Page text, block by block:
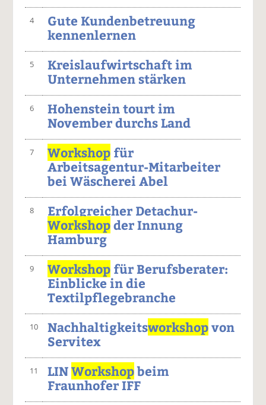
4
Gute Kundenbetreuung
kennenlernen
5
Kreislaufwirtschaft im
Unternehmen stärken
6
Hohenstein tourt im
November durchs Land
7 Workshop für
Arbeitsagentur-Mitarbeiter
bei Wäscherei Abel
8
Erfolgreicher Detachur-
Workshopder Innung
Hamburg
9 Workshop für Berufsberater:
Einblicke in die
Textilpflegebranche
10 Nachhaltigkeitsworkshopvon
Servitex
11 LINWorkshopbeim
Fraunhofer IFF